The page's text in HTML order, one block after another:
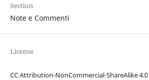
Section
Note e Commenti
License
CC Attribution-NonCommercial-ShareAlike 4.0